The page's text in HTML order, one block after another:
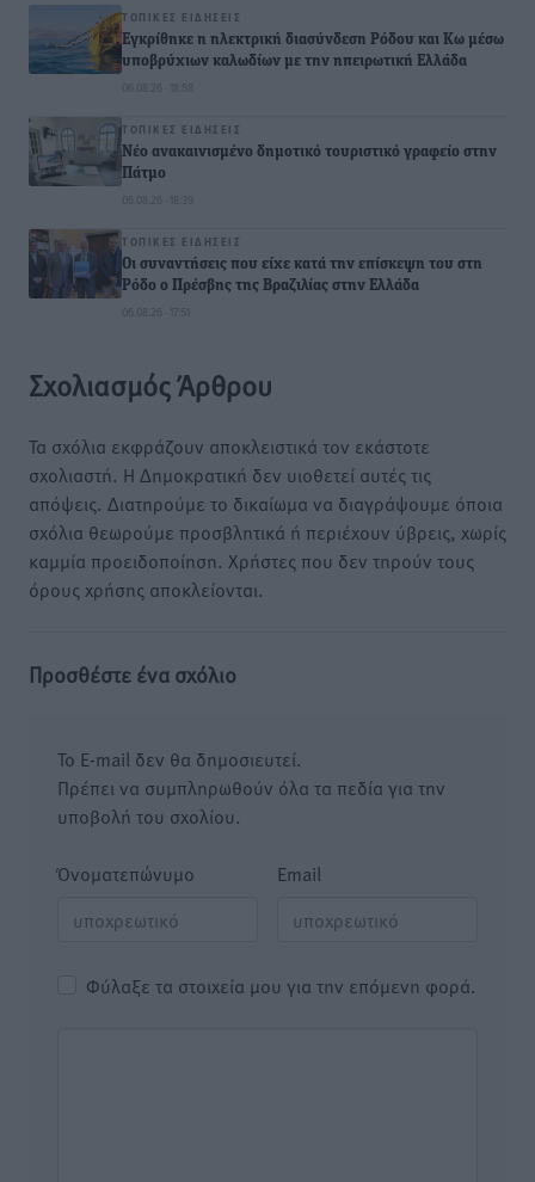
ΤΟΠΙΚΈΣ ΕΙΔΉΣΕΙΣ
Εγκρίθηκε η ηλεκτρική διασύνδεση Ρόδου και Κω μέσω
υποβρύχιων καλωδίων με την ηπειρωτική Ελλάδα
06.08.26 · 18:58
ΤΟΠΙΚΈΣ ΕΙΔΉΣΕΙΣ
Νέο ανακαινισμένο δημοτικό τουριστικό γραφείο στην
Πάτμο
06.08.26 · 18:39
ΤΟΠΙΚΈΣ ΕΙΔΉΣΕΙΣ
Οι συναντήσεις που είχε κατά την επίσκεψη του στη
Ρόδο ο Πρέσβης της Βραζιλίας στην Ελλάδα
06.08.26 · 17:51
Σχολιασμός Άρθρου
Τα σχόλια εκφράζουν αποκλειστικά τον εκάστοτε
σχολιαστή. Η Δημοκρατική δεν υιοθετεί αυτές τις
απόψεις. Διατηρούμε το δικαίωμα να διαγράψουμε όποια
σχόλια θεωρούμε προσβλητικά ή περιέχουν ύβρεις, χωρίς
καμμία προειδοποίηση. Χρήστες που δεν τηρούν τους
όρους χρήσης αποκλείονται.
Προσθέστε ένα σχόλιο
Το E-mail δεν θα δημοσιευτεί.
Πρέπει να συμπληρωθούν όλα τα πεδία για την
υποβολή του σχολίου.
Όνοματεπώνυμο Email
Φύλαξε τα στοιχεία μου για την επόμενη φορά.